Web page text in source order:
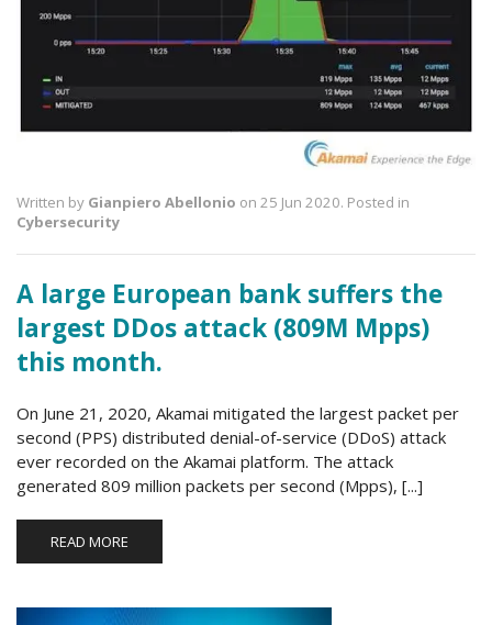
Written by Gianpiero Abellonio on 25 Jun 2020. Posted in
Cybersecurity
A large European bank suffers the
largest DDos attack (809M Mpps)
this month.
On June 21, 2020, Akamai mitigated the largest packet per
second (PPS) distributed denial-of-service (DDoS) attack
ever recorded on the Akamai platform. The attack
generated 809 million packets per second (Mpps), [...]
READ MORE